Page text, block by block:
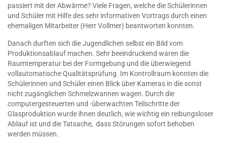
passiert mit der Abwärme? Viele Fragen, welche die Schülerinnen
und Schüler mit Hilfe des sehr informativen Vortrags durch einen
ehemaligen Mitarbeiter (Herr Vollmer) beantworten konnten.
Danach durften sich die Jugendlichen selbst ein Bild vom
Produktionsablauf machen. Sehr beeindruckend waren die
Raumtemperatur bei der Formgebung und die überwiegend
vollautomatische Qualitätsprüfung. Im Kontrollraum konnten die
Schülerinnen und Schüler einen Blick über Kameras in die sonst
nicht zugänglichen Schmelzwannen wagen. Durch die
computergesteuerten und -überwachten Teilschritte der
Glasproduktion wurde ihnen deutlich, wie wichtig ein reibungsloser
Ablauf ist und die Tatsache, dass Störungen sofort behoben
werden müssen.